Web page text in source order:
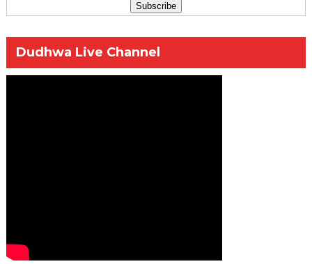
Dudhwa Live Channel